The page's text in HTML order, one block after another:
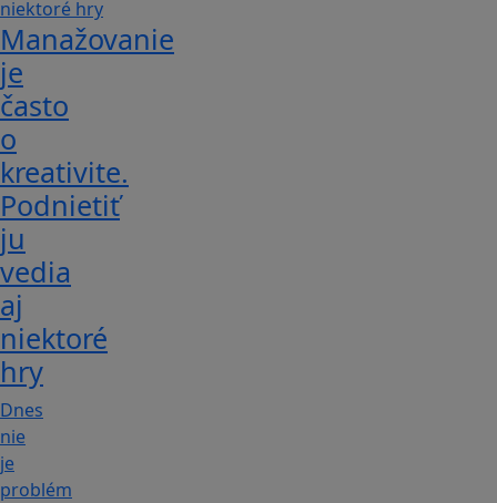
Manažovanie
je
často
o
kreativite.
Podnietiť
ju
vedia
aj
niektoré
hry
Dnes
nie
je
problém